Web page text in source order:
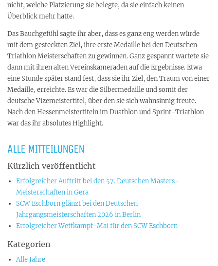
nicht, welche Platzierung sie belegte, da sie einfach keinen
Überblick mehr hatte.
Das Bauchgefühl sagte ihr aber, dass es ganz eng werden würde
mit dem gesteckten Ziel, ihre erste Medaille bei den Deutschen
Triathlon Meisterschaften zu gewinnen. Ganz gespannt wartete sie
dann mit ihren alten Vereinskameraden auf die Ergebnisse. Etwa
eine Stunde später stand fest, dass sie ihr Ziel, den Traum von einer
Medaille, erreichte. Es war die Silbermedaille und somit der
deutsche Vizemeistertitel, über den sie sich wahnsinnig freute.
Nach den Hessenmeistertiteln im Duathlon und Sprint-Triathlon
war das ihr absolutes Highlight.
ALLE MITTEILUNGEN
Kürzlich veröffentlicht
Erfolgreicher Auftritt bei den 57. Deutschen Masters-
Meisterschaften in Gera
SCW Eschborn glänzt bei den Deutschen
Jahrgangsmeisterschaften 2026 in Berlin
Erfolgreicher Wettkampf-Mai für den SCW Eschborn
Kategorien
Alle Jahre